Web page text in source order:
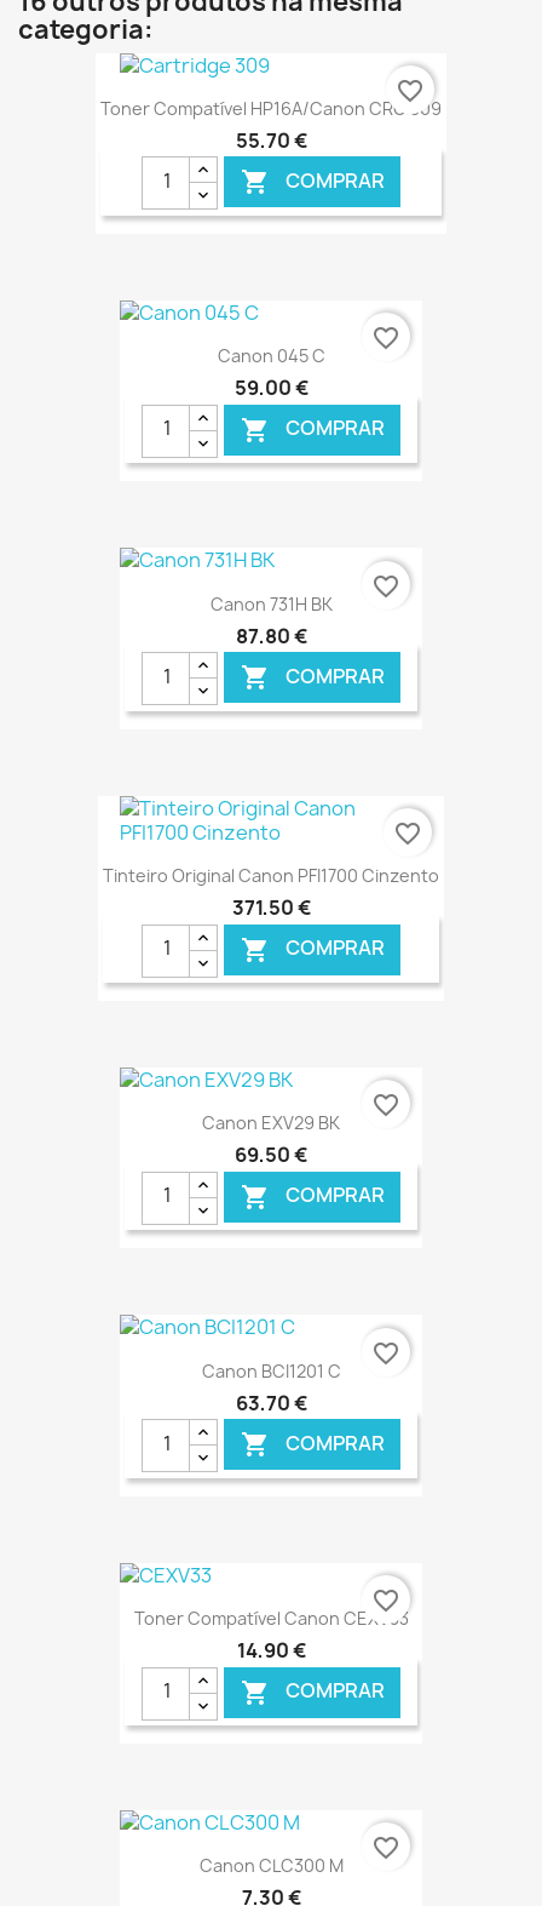
categoria:
Toner Compatível HP16A/Canon CRG 309
55,70 €
 COMPRAR
€ ONLINE
favorite_border
Canon 045 C
59,00 €
 COMPRAR
€ ONLINE
favorite_border
Canon 731H BK
87,80 €
 COMPRAR
€ ONLINE
favorite_border
Tinteiro Original Canon PFI1700 Cinzento
371,50 €
 COMPRAR
favorite_border
Canon EXV29 BK
69,50 €
 COMPRAR
€ ONLINE
favorite_border
Canon BCI1201 C
63,70 €
 COMPRAR
€ ONLINE
favorite_border
Toner Compatível Canon CEXV33
14,90 €
 COMPRAR
€ ONLINE
favorite_border
Canon CLC300 M
7,30 €
favorite_border